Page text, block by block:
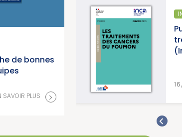
de bonnes
SAVOIR PLUS >
INFORMATION PATIENTS
Publication d’un guide info
traitements des cancers du
(Institut National du Cancer)
16/07/2026 EN